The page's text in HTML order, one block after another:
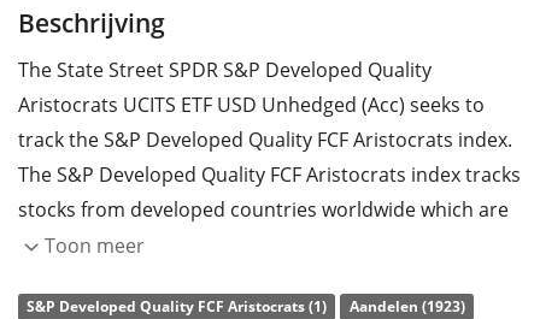
Beschrijving
The State Street SPDR S&P Developed Quality
Aristocrats UCITS ETF USD Unhedged (Acc) seeks to
track the S&P Developed Quality FCF Aristocrats index.
The S&P Developed Quality FCF Aristocrats index tracks
stocks from developed countries worldwide which are
selected according to the quality factor strategy.
The ETF'sTER(total expense ratio) amounts to0,35%
Toon meer
S&P Developed Quality FCF Aristocrats (1)
Aandelen (1923)